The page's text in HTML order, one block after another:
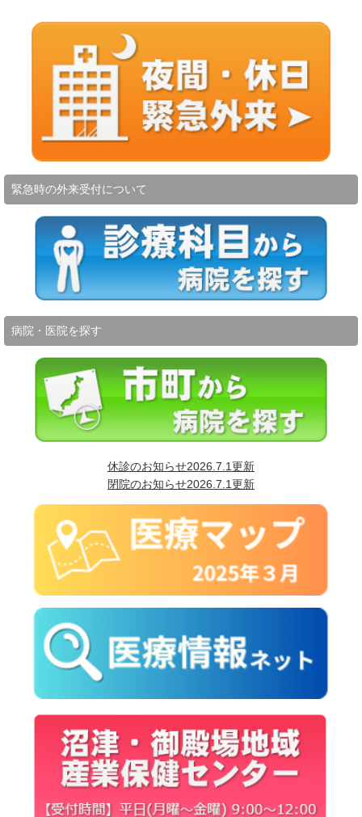
緊急時の外来受付について
病院・医院を探す
休診のお知らせ2026.7.1更新
閉院のお知らせ2026.7.1更新